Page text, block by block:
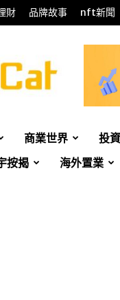
財 品牌故事 nft新聞
商業世界 投
按揭 海外置業